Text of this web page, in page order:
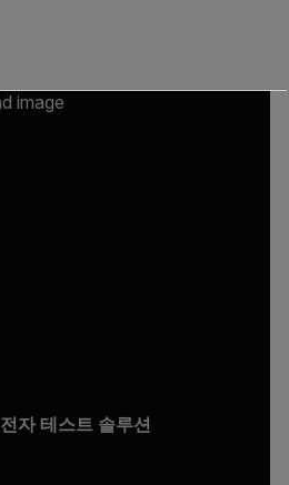
전자 테스트 솔루션